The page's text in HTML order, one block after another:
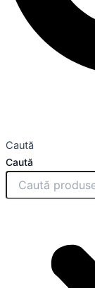
Caută
Caută